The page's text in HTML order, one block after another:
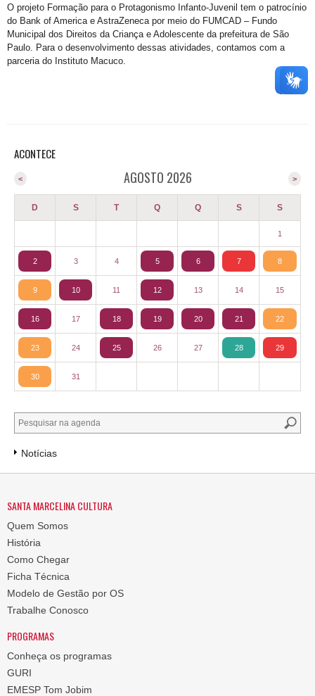
O projeto Formação para o Protagonismo Infanto-Juvenil tem o patrocínio
do Bank of America e AstraZeneca por meio do FUMCAD – Fundo
Municipal dos Direitos da Criança e Adolescente da prefeitura de São
Paulo. Para o desenvolvimento dessas atividades, contamos com a
parceria do Instituto Macuco.
ACONTECE
AGOSTO 2026 >
<
D S T Q Q S S
1
2 3 4 5 6 7 8
9 10 11 12 13 14 15
16 17 18 19 20 21 22
23 24 25 26 27 28 29
30 31
Notícias
SANTA MARCELINA CULTURA
Quem Somos
História
Como Chegar
Ficha Técnica
Modelo de Gestão por OS
Trabalhe Conosco
PROGRAMAS
Conheça os programas
GURI
EMESP Tom Jobim